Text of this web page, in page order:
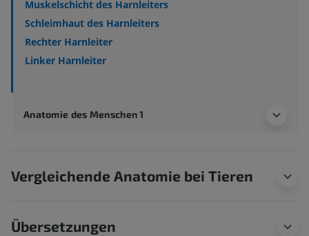
Muskelschicht des Harnleiters
Schleimhaut des Harnleiters
Rechter Harnleiter
Linker Harnleiter
Anatomie des Menschen 1
Vergleichende Anatomie bei Tieren
Übersetzungen